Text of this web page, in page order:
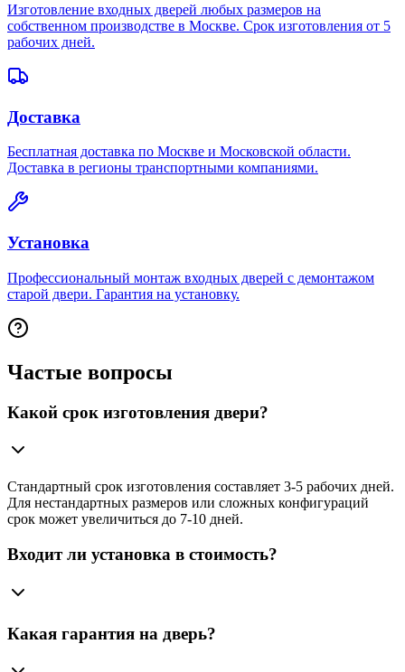
Изготовление входных дверей любых размеров на
собственном производстве в Москве. Срок изготовления от 5
рабочих дней.
Доставка
Бесплатная доставка по Москве и Московской области.
Доставка в регионы транспортными компаниями.
Установка
Профессиональный монтаж входных дверей с демонтажом
старой двери. Гарантия на установку.
Частые вопросы
Какой срок изготовления двери?
Стандартный срок изготовления составляет 3-5 рабочих дней.
Для нестандартных размеров или сложных конфигураций
срок может увеличиться до 7-10 дней.
Входит ли установка в стоимость?
Какая гарантия на дверь?